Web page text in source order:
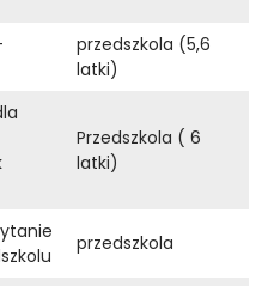
przedszkola (5,6
latki)
Przedszkola ( 6
latki)
przedszkola